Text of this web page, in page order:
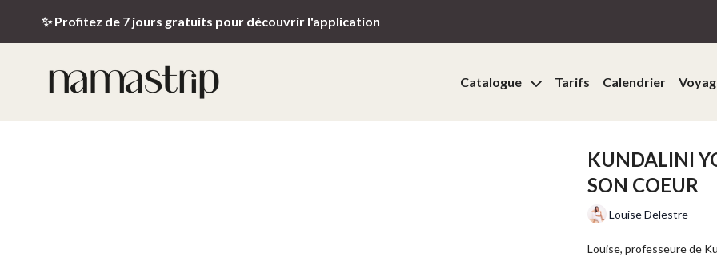
✨ Profitez de 7 jours gratuits pour découvrir l'application
Catalogue Tarifs Calendrier
KUNDALINI
SON COEUR
Louise Delestre
Louise, professeure de